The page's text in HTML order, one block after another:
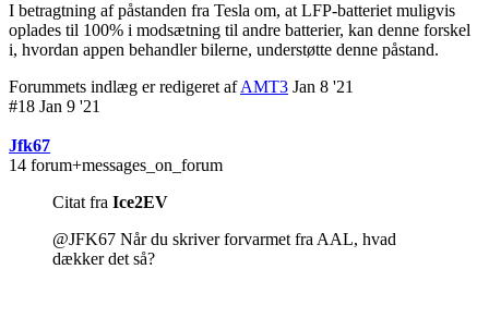
I betragtning af påstanden fra Tesla om, at LFP-batteriet muligvis
oplades til 100% i modsætning til andre batterier, kan denne forskel
i, hvordan appen behandler bilerne, understøtte denne påstand.
Forummets indlæg er redigeret afAMT3 Jan 8 '21
#18 Jan 9 '21
Jfk67
14 forum+messages_on_forum
Citat fra Ice2EV
@JFK67 Når du skriver forvarmet fra AAL, hvad
dækker det så?